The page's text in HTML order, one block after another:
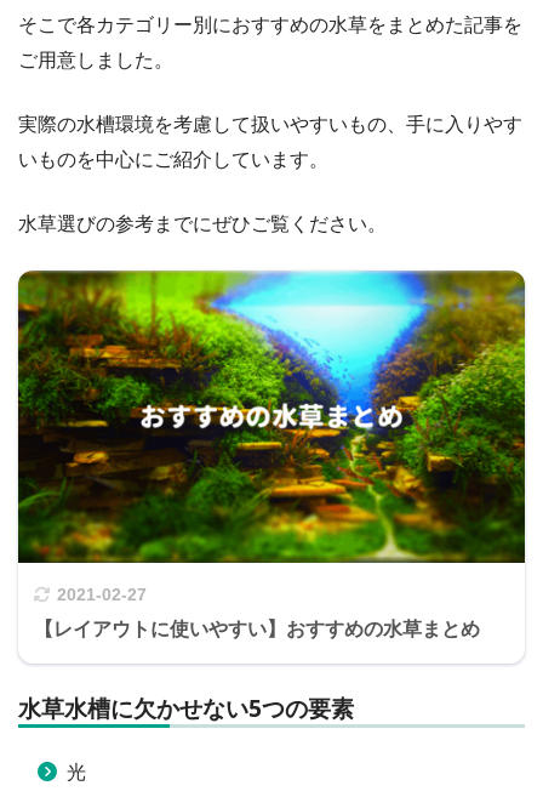
そこで各カテゴリー別におすすめの水草をまとめた記事を
ご用意しました。
実際の水槽環境を考慮して扱いやすいもの、手に入りやす
いものを中心にご紹介しています。
水草選びの参考までにぜひご覧ください。
2021-02-27
【レイアウトに使いやすい】おすすめの水草まとめ
水草水槽に欠かせない5つの要素
光